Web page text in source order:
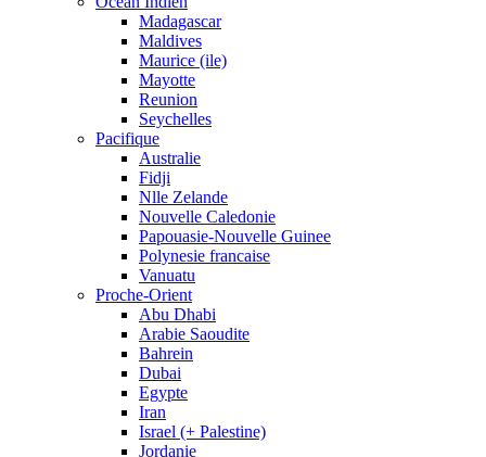
Madagascar
Maldives
Maurice (ile)
Mayotte
Reunion
Seychelles
Pacifique
Australie
Fidji
Nlle Zelande
Nouvelle Caledonie
Papouasie-Nouvelle Guinee
Polynesie francaise
Vanuatu
Proche-Orient
Abu Dhabi
Arabie Saoudite
Bahrein
Dubai
Egypte
Iran
Israel (+ Palestine)
Jordanie